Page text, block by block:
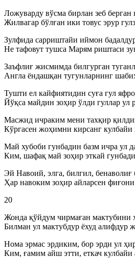
Ложуварду вўсма бирлан зеб
Жилвагар бўлған ики товус эрур
Зулфида сарриштайи иймон
Не тафовут тушса Марям риштаси
Заъфлиғ жисмимда билгурган
Англа ёндашқан тугунларнинг
Тушти ел кайфиятидин суға гул
Йўқса майдин зоҳир ўлди гуллар ул
Масжид ичраким мени тахқир
Кўргасен жоҳимни кирсанг кулбайи
Май хубоби гунбадин базм ичра ул
Ким, шафақ май зоҳир эткай
Эй Навоий, элга, билгил, бенаволиғ
Ҳар навоким зоҳир айларсен фиғони
20
Жонда қўйдум чирмаған мактубини
Билман ул мактубдур ёхуд алифдур
Нома эрмас эрдиким, бор эрди ул
Ким, ғамим айш этти, еткач кулбайи